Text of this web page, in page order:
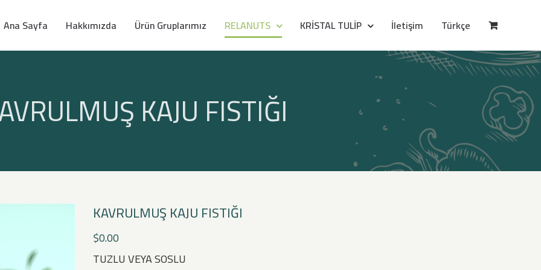
Ana Sayfa Hakkımızda Ürün Gruplarımız RELANUTS KRİSTAL TULİP İletişim Türkçe
KAJU FISTIĞI
KAVRULMUŞ KAJU FISTIĞI
$0.00
TUZLU VEYA SOSLU